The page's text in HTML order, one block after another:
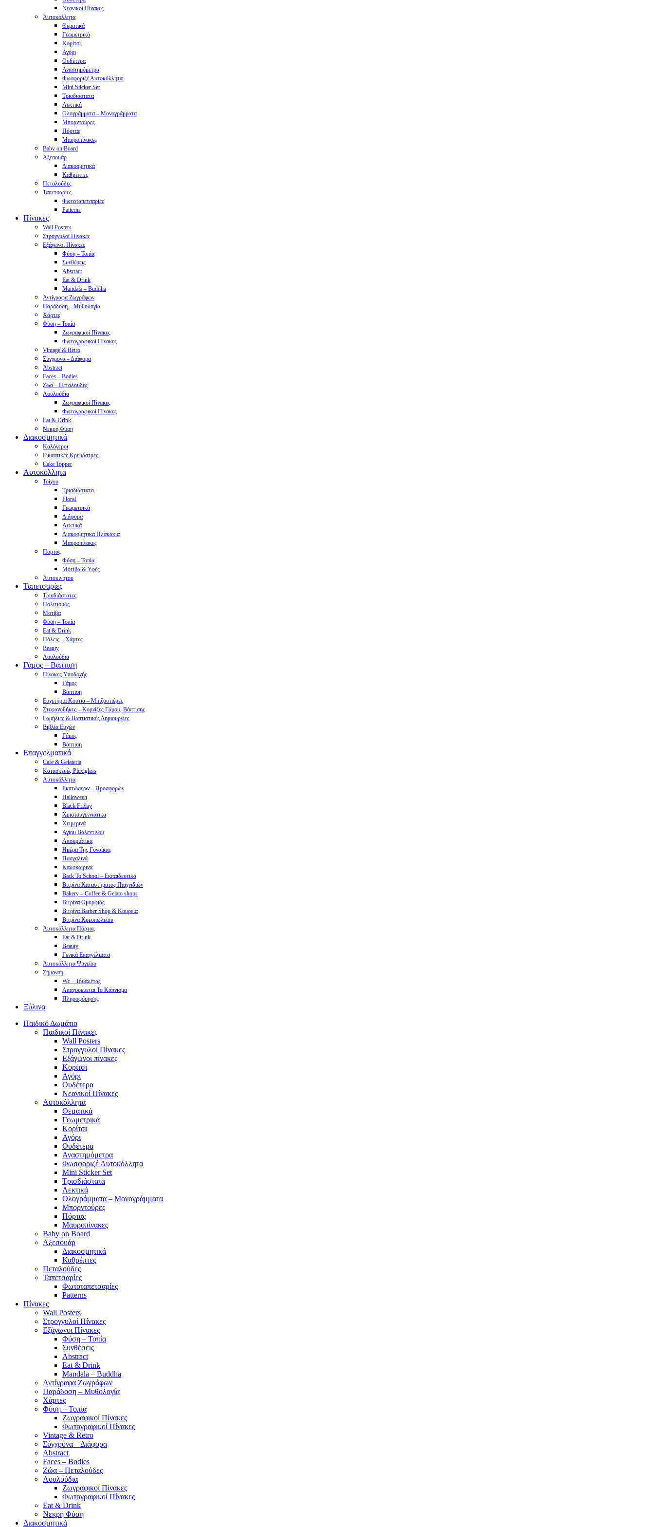
Νεανικοί Πίνακες
Αυτοκόλλητα
Θεματικά
Γεωμετρικά
Κορίτσι
Αγόρι
Ουδέτερα
Αναστημόμετρα
Φωσφοριζέ Αυτοκόλλητα
Mini Sticker Set
Tρισδιάστατα
Λεκτικά
Ολογράμματα – Μονογράμματα
Μπορντούρες
Πόρτας
Μαυροπίνακες
Baby on Board
Αξεσουάρ
Διακοσμητικά
Καθρέπτες
Πεταλούδες
Ταπετσαρίες
Φωτοταπετσαρίες
Patterns
Πίνακες
Wall Posters
Στρογγυλοί Πίνακες
Εξάγωνοι Πίνακες
Φύση – Τοπία
Συνθέσεις
Abstract
Eat & Drink
Mandala – Buddha
Αντίγραφα Ζωγράφων
Παράδοση – Μυθολογία
Χάρτες
Φύση – Τοπία
Ζωγραφικοί Πίνακες
Φωτογραφικοί Πίνακες
Vintage & Retro
Σύγχρονα – Διάφορα
Abstract
Faces – Bodies
Ζώα – Πεταλούδες
Λουλούδια
Ζωγραφικοί Πίνακες
Φωτογραφικοί Πίνακες
Eat & Drink
Νεκρή Φύση
Διακοσμητικά
Καλόγεροι
Εικαστικές Κρεμάστρες
Cake Topper
Αυτοκόλλητα
Τοίχου
Τρισδιάστατα
Floral
Γεωμετρικά
Διάφορα
Λεκτικά
Διακοσμητικά Πλακάκια
Μαυροπίνακες
Πόρτας
Φύση – Τοπία
Μοτίβα & Υφές
Αυτοκινήτου
Ταπετσαρίες
Τρισδιάστατες
Πολιτισμός
Μοτίβα
Φύση – Τοπία
Eat & Drink
Πόλεις – Χάρτες
Beauty
Λουλούδια
Γάμος – Βάπτιση
Πίνακες Υποδοχής
Γάμος
Βάπτιση
Ευχετήρια Κουτιά – Μπιζουτιέρες
Στεφανοθήκες – Κορνίζες Γάμου, Βάπτισης
Γαμήλιες & Βαπτιστικές Δημιουργίες
Βιβλία Ευχών
Γάμος
Βάπτιση
Επαγγελματικά
Cafe & Gelateria
Κατασκευές Plexiglass
Αυτοκόλλητα
Εκπτώσεων – Προσφορών
Halloween
Black Friday
Χριστουγεννιάτικα
Χειμερινά
Αγίου Βαλεντίνου
Αποκριάτικα
Ημέρα Της Γυναίκας
Πασχαλινά
Καλοκαιρινά
Back To School – Εκπαιδευτικά
Βιτρίνα Καταστήματος Παιχνιδιών
Bakery – Coffee & Gelato shops
Βιτρίνα Ομορφιάς
Βιτρίνα Barber Shop & Κουρεία
Βιτρίνα Κρεοπωλείου
Αυτοκόλλητα Πόρτας
Eat & Drink
Beauty
Γενικά Επαγγέλματα
Αυτοκόλλητα Ψυγείου
Σήμανση
Wc – Τουαλέτας
Απαγορεύεται Το Κάπνισμα
Πληροφόρησης
Ξύλινα
Παιδικό Δωμάτιο
Παιδικοί Πίνακες
Wall Posters
Στρογγυλοί Πίνακες
Εξάγωνοι πίνακες
Κορίτσι
Αγόρι
Ουδέτερα
Νεανικοί Πίνακες
Αυτοκόλλητα
Θεματικά
Γεωμετρικά
Κορίτσι
Αγόρι
Ουδέτερα
Αναστημόμετρα
Φωσφοριζέ Αυτοκόλλητα
Mini Sticker Set
Tρισδιάστατα
Λεκτικά
Ολογράμματα – Μονογράμματα
Μπορντούρες
Πόρτας
Μαυροπίνακες
Baby on Board
Αξεσουάρ
Διακοσμητικά
Καθρέπτες
Πεταλούδες
Ταπετσαρίες
Φωτοταπετσαρίες
Patterns
Πίνακες
Wall Posters
Στρογγυλοί Πίνακες
Εξάγωνοι Πίνακες
Φύση – Τοπία
Συνθέσεις
Abstract
Eat & Drink
Mandala – Buddha
Αντίγραφα Ζωγράφων
Παράδοση – Μυθολογία
Χάρτες
Φύση – Τοπία
Ζωγραφικοί Πίνακες
Φωτογραφικοί Πίνακες
Vintage & Retro
Σύγχρονα – Διάφορα
Abstract
Faces – Bodies
Ζώα – Πεταλούδες
Λουλούδια
Ζωγραφικοί Πίνακες
Φωτογραφικοί Πίνακες
Eat & Drink
Νεκρή Φύση
Διακοσμητικά